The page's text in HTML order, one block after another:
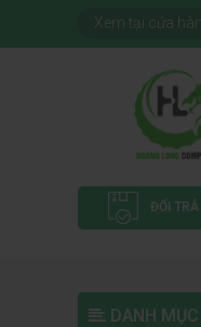
Xem tại cửa
ĐỔI
DANH